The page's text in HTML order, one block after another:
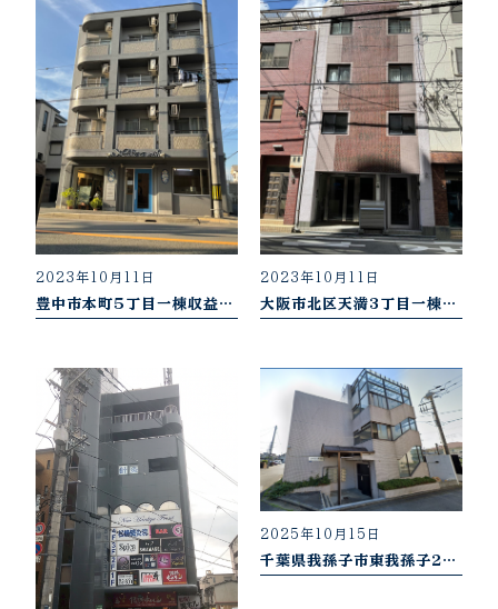
2023年10月11日
豊中市本町5丁目一棟収益物件
2023年10月11日
大阪市北区天満3丁目一棟収益物件
2025年10月15日
千葉県我孫子市東我孫子2丁目（R7.9売却御礼）